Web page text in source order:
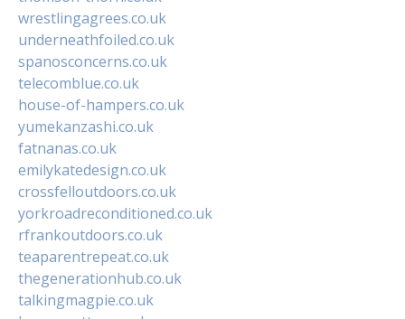
wrestlingagrees.co.uk
underneathfoiled.co.uk
spanosconcerns.co.uk
telecomblue.co.uk
house-of-hampers.co.uk
yumekanzashi.co.uk
fatnanas.co.uk
emilykatedesign.co.uk
crossfelloutdoors.co.uk
yorkroadreconditioned.co.uk
rfrankoutdoors.co.uk
teaparentrepeat.co.uk
thegenerationhub.co.uk
talkingmagpie.co.uk